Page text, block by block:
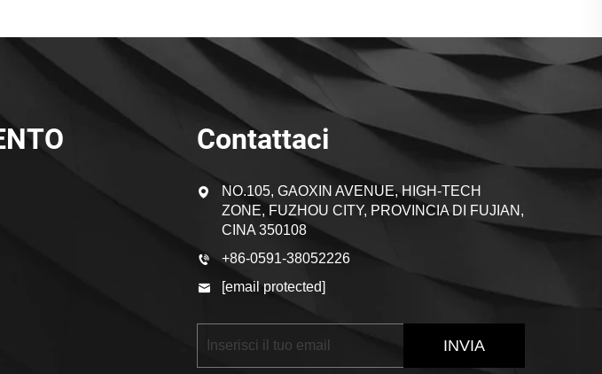
Contattaci
NO.105, GAOXIN AVENUE, HIGH-TECH
ZONE, FUZHOU CITY, PROVINCIA DI FUJIAN,
CINA 350108
+86-0591-38052226
[email protected]
INVIA